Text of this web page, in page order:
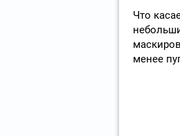
Что
менее